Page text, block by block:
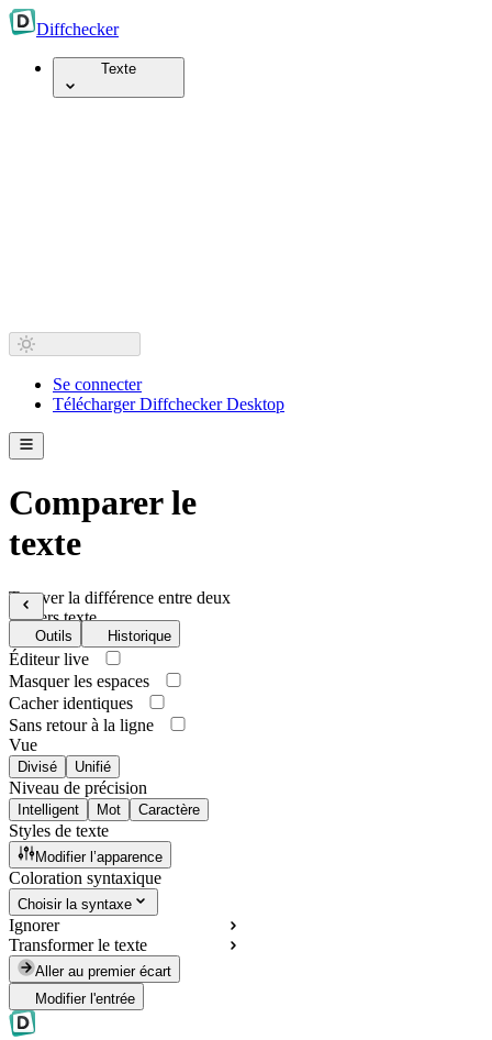
Diffchecker
Texte
Se connecter
Télécharger Diffchecker Desktop
Comparer le
texte
Trouver la différence entre deux
fichiers texte
Outils Historique
Éditeur live
Masquer les espaces
Cacher identiques
Sans retour à la ligne
Vue
Divisé Unifié
Niveau de précision
Intelligent Mot Caractère
Styles de texte
Modifier l’apparence
Coloration syntaxique
Choisir la syntaxe
Ignorer
Transformer le texte
Aller au premier écart
Modifier l'entrée